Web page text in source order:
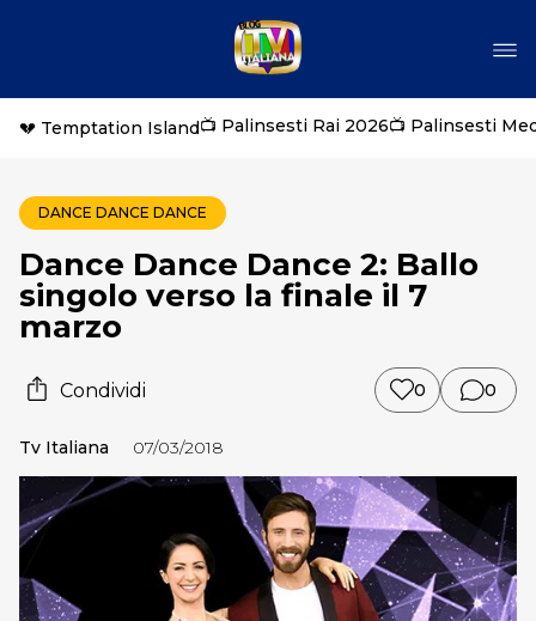
💔 Temptation Island📺 Palinsesti Rai 2026📺 Palinsesti
DANCE DANCE DANCE
Dance Dance Dance 2: Ballo
singolo verso la finale il 7
marzo
Condividi 0 0
Tv Italiana 07/03/2018